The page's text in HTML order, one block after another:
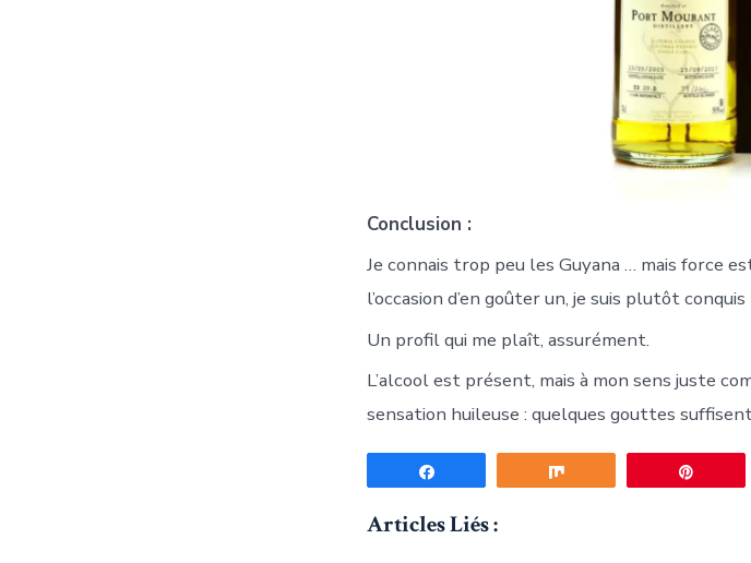
Conclusion :
Je connais trop peu les Guyana … mais force
l’occasion d’en goûter un, je suis plutôt conquis
Un profil qui me plaît, assurément.
L’alcool est présent, mais à mon sens juste
sensation huileuse : quelques gouttes
Articles Liés :